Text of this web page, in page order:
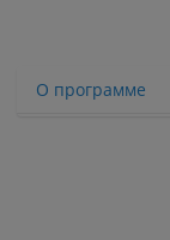
О программе